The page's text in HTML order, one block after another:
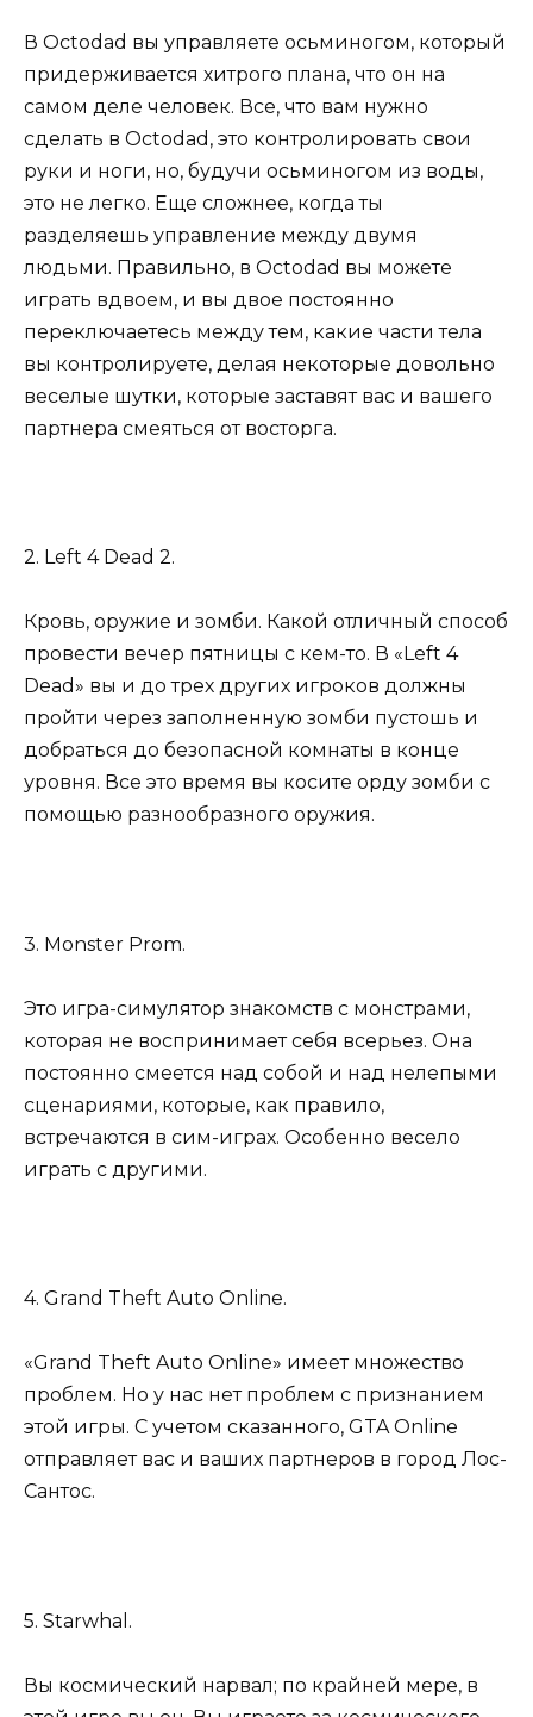
В Octodad вы управляете осьминогом, который
придерживается хитрого плана, что он на
самом деле человек. Все, что вам нужно
сделать в Octodad, это контролировать свои
руки и ноги, но, будучи осьминогом из воды,
это не легко. Еще сложнее, когда ты
разделяешь управление между двумя
людьми. Правильно, в Octodad вы можете
играть вдвоем, и вы двое постоянно
переключаетесь между тем, какие части тела
вы контролируете, делая некоторые довольно
веселые шутки, которые заставят вас и вашего
партнера смеяться от восторга.
2. Left 4 Dead 2.
Кровь, оружие и зомби. Какой отличный способ
провести вечер пятницы с кем-то. В «Left 4
Dead» вы и до трех других игроков должны
пройти через заполненную зомби пустошь и
добраться до безопасной комнаты в конце
уровня. Все это время вы косите орду зомби с
помощью разнообразного оружия.
3. Monster Prom.
Это игра-симулятор знакомств с монстрами,
которая не воспринимает себя всерьез. Она
постоянно смеется над собой и над нелепыми
сценариями, которые, как правило,
встречаются в сим-играх. Особенно весело
играть с другими.
4. Grand Theft Auto Online.
«Grand Theft Auto Online» имеет множество
проблем. Но у нас нет проблем с признанием
этой игры. С учетом сказанного, GTA Online
отправляет вас и ваших партнеров в город Лос-
Сантос.
5. Starwhal.
Вы космический нарвал; по крайней мере, в